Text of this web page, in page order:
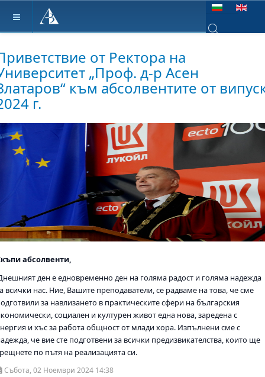
Изберете език
от Ректора на
„Проф. д-р Асен
към абсолвентите от
г.
абсолвенти,
ден е едновременно ден на голяма радост и голяма надежда
всички нас. Ние, Вашите преподаватели, се радваме на това, че сме
за навлизането в практическите сфери на българския
социален и културен живот една нова, заредена с
и хъс за работа общност от млади хора. Изпълнени сме с
че вие сте подготвени за всички предизвикателства, които ще
по пътя на реализацията си.
Събота, 02 Ноември 2024 14:38